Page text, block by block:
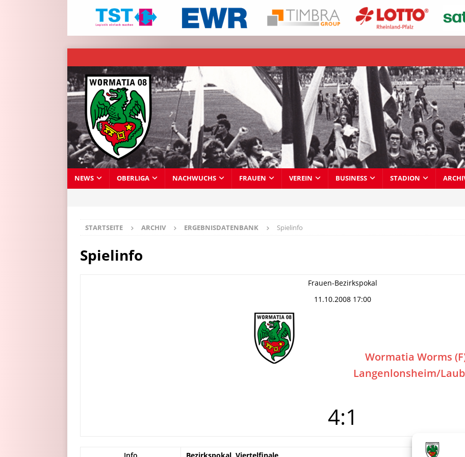
NEWS OBERLIGA NACHWUCHS FRAUEN VEREIN BUSINESS STADION
STARTSEITE ARCHIV ERGEBNISDATENBANK Spielinfo
Spielinfo
Frauen-Bezirkspokal
11.10.2008 17:00
Wormatia Worms
Langenlonsheim/
4:1